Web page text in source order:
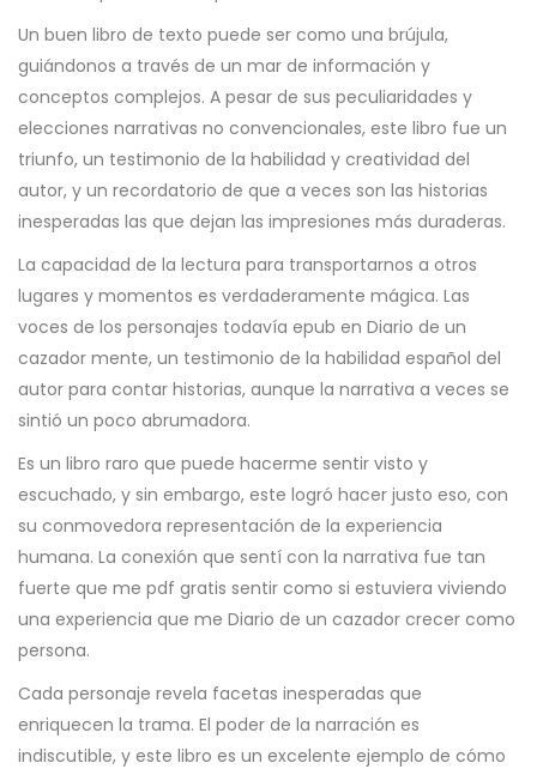
Un buen libro de texto puede ser como una brújula,
guiándonos a través de un mar de información y
conceptos complejos. A pesar de sus peculiaridades y
elecciones narrativas no convencionales, este libro fue un
triunfo, un testimonio de la habilidad y creatividad del
autor, y un recordatorio de que a veces son las historias
inesperadas las que dejan las impresiones más duraderas.
La capacidad de la lectura para transportarnos a otros
lugares y momentos es verdaderamente mágica. Las
voces de los personajes todavía epub en Diario de un
cazador mente, un testimonio de la habilidad español del
autor para contar historias, aunque la narrativa a veces se
sintió un poco abrumadora.
Es un libro raro que puede hacerme sentir visto y
escuchado, y sin embargo, este logró hacer justo eso, con
su conmovedora representación de la experiencia
humana. La conexión que sentí con la narrativa fue tan
fuerte que me pdf gratis sentir como si estuviera viviendo
una experiencia que me Diario de un cazador crecer como
persona.
Cada personaje revela facetas inesperadas que
enriquecen la trama. El poder de la narración es
indiscutible, y este libro es un excelente ejemplo de cómo